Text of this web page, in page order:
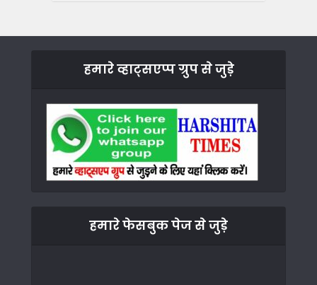
हमारे व्हाट्सएप्प ग्रुप से जुड़े
हमारे फेसबुक पेज से जुड़े